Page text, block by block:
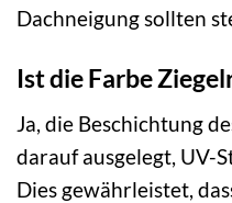
Dachneigung sollten
Ist die Farbe
Ja, die Beschichtung
darauf ausgelegt, UV-
Dies gewährleistet,